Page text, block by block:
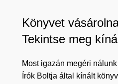
Könyvet
Tekintse meg
Most igazán megéri
Írók Boltja által kínált